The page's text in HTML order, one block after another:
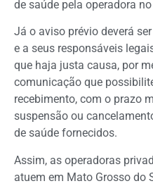
de saúde pela operadora
Já o aviso prévio deverá
e a seus responsáveis
que haja justa causa, por
comunicação que
recebimento, com o prazo
suspensão ou
de saúde fornecidos.
Assim, as operadoras
atuem em Mato Grosso do